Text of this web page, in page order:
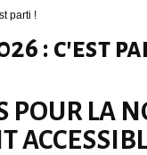
parti !
: c'est
POUR LA